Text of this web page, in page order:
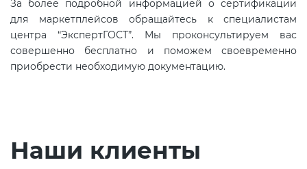
За более подробной информацией о сертификации
для маркетплейсов обращайтесь к специалистам
центра “ЭкспертГОСТ”. Мы проконсультируем вас
совершенно бесплатно и поможем своевременно
приобрести необходимую документацию.
Наши клиенты